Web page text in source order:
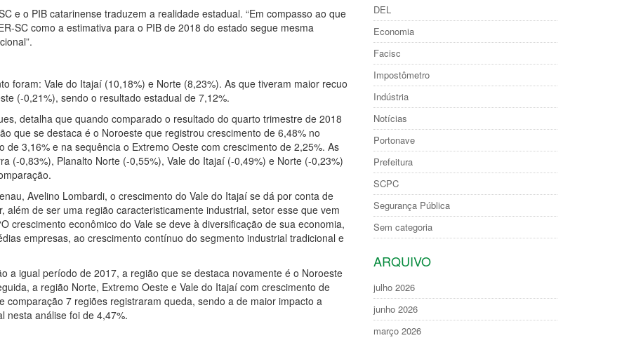
e o PIB catarinense traduzem a realidade estadual. “Em compasso ao que
SC como a estimativa para o PIB de 2018 do estado segue mesma
foram: Vale do Itajaí (10,18%) e Norte (8,23%). As que tiveram maior recuo
(-0,21%), sendo o resultado estadual de 7,12%.
detalha que quando comparado o resultado do quarto trimestre de 2018
que se destaca é o Noroeste que registrou crescimento de 6,48% no
3,16% e na sequência o Extremo Oeste com crescimento de 2,25%. As
(-0,83%), Planalto Norte (-0,55%), Vale do Itajaí (-0,49%) e Norte (-0,23%)
Avelino Lombardi, o crescimento do Vale do Itajaí se dá por conta de
de ser uma região caracteristicamente industrial, setor esse que vem
crescimento econômico do Vale se deve à diversificação de sua economia,
empresas, ao crescimento contínuo do segmento industrial tradicional e
a igual período de 2017, a região que se destaca novamente é o Noroeste
a região Norte, Extremo Oeste e Vale do Itajaí com crescimento de
comparação 7 regiões registraram queda, sendo a de maior impacto a
nesta análise foi de 4,47%.
DEL
Economia
Facisc
Impostômetro
Indústria
Notícias
Portonave
Prefeitura
SCPC
Segurança Pública
Sem categoria
ARQUIVO
julho 2026
junho 2026
março 2026